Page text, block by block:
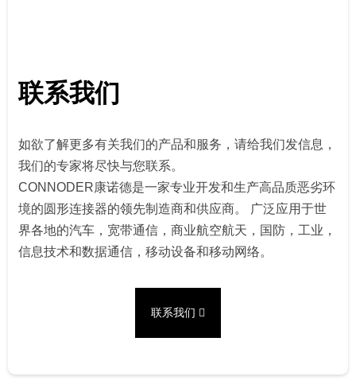
联系我们
如欲了解更多有关我们的产品和服务，请给我们发信息，
我们的专家将尽快与您联系。
CONNODER康诺德是一家专业开发和生产高品质恶劣环
境的圆形连接器的领先制造商和供应商。 广泛应用于世
界各地的汽车，宽带通信，商业航空航天，国防，工业，
信息技术和数据通信，移动设备和移动网络。
联系我们